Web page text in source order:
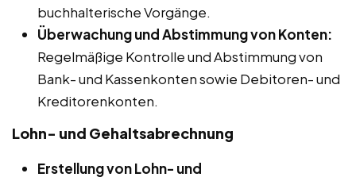
buchhalterische Vorgänge.
Überwachung und Abstimmung von Konten:
Regelmäßige Kontrolle und Abstimmung von
Bank- und Kassenkonten sowie Debitoren- und
Kreditorenkonten.
Lohn- und Gehaltsabrechnung
Erstellung von Lohn- und